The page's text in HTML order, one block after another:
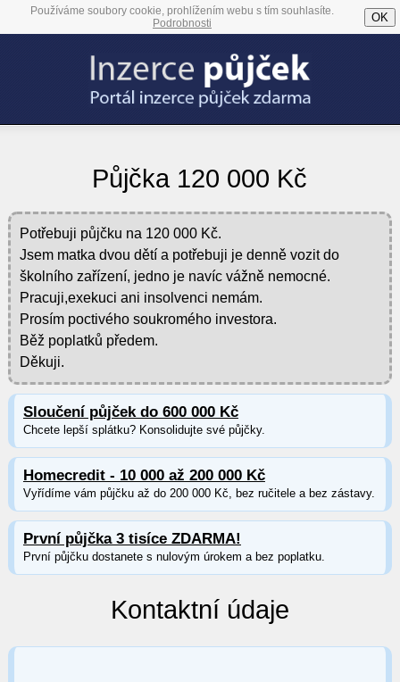
Používáme soubory cookie, prohlížením webu s tím souhlasíte.
Podrobnosti
OK
Půjčka 120 000 Kč
Potřebuji půjčku na 120 000 Kč.
Jsem matka dvou dětí a potřebuji je denně vozit do
školního zařízení, jedno je navíc vážně nemocné.
Pracuji,exekuci ani insolvenci nemám.
Prosím poctivého soukromého investora.
Běž poplatků předem.
Děkuji.
Sloučení půjček do 600 000 Kč
Chcete lepší splátku? Konsolidujte své půjčky.
Homecredit - 10 000 až 200 000 Kč
Vyřídíme vám půjčku až do 200 000 Kč, bez ručitele a bez zástavy.
První půjčka 3 tisíce ZDARMA!
První půjčku dostanete s nulovým úrokem a bez poplatku.
Kontaktní údaje